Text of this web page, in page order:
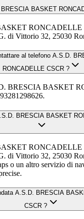
BASKET
RONCADELLE
di Vittorio 32, 25030
al telefono A.S.D.
RONCADELLE CSCR ?
BRESCIA BASKET
BRESCIA BASKET
RONCADELLE
di Vittorio 32, 25030
o un altro servizio di
A.S.D. BRESCIA
CSCR ?